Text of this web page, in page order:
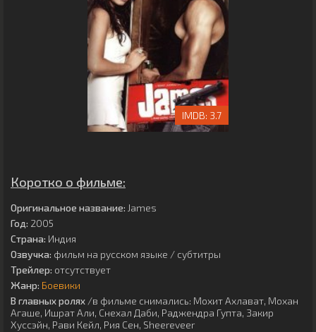
3.7
Коротко о фильме:
Оригинальное название: James
Год: 2005
Страна: Индия
Озвучка: фильм на русском языке / субтитры
Трейлер: отсутствует
Жанр: Боевики
В главных ролях /в фильме снимались: Мохит Ахлават, Мохан
Агаше, Ишрат Али, Снехал Даби, Раджендра Гупта, Закир
Хуссэйн, Рави Кейл, Рия Сен, Sheereveer